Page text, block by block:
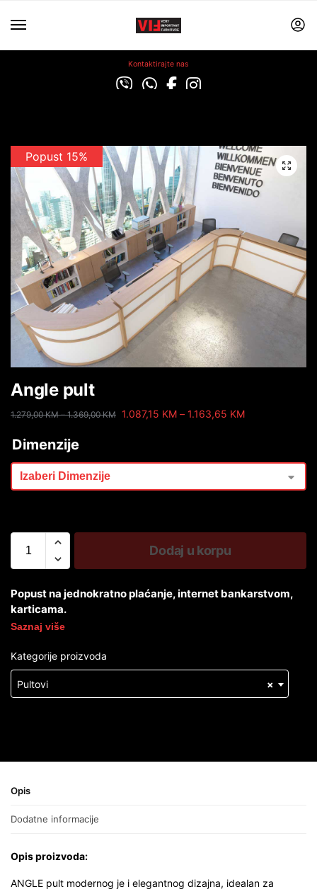
Kontaktirajte nas
Popust 15%
Angle pult
1.279,00KM – 1.369,00KM 1.087,15 KM – 1.163,65 KM
Dimenzije
Dodaj u korpu
Popust na jednokratno plaćanje, internet bankarstvom,
karticama.
Saznaj više
Kategorije proizvoda
×
Pultovi
Opis
Dodatne informacije
Opis proizvoda:
ANGLE pult modernog je i elegantnog dizajna, idealan za